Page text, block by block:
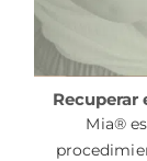
Recuperar
Mia®